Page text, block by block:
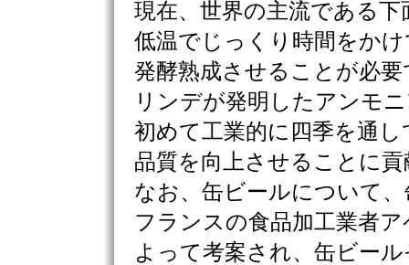
現在、世界の主流である
低温でじっくり時間をかけ
発酵熟成させることが必要
リンデが発明したアンモ
初めて工業的に四季を通
品質を向上させることに
なお、缶ビールについて
フランスの食品加工業者
よって考案され、缶ビー